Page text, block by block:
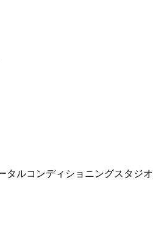
タルコンディショニングスタジオ